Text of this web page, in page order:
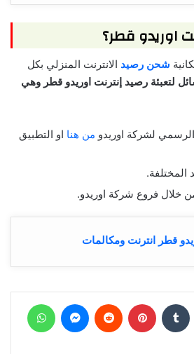
اوريدو قطر؟
شحن رصيد الانترنت المنزلي بكل
لتعبئة رصيد إنترنت اوريدو قطر وهي
لشركة اوريدو من هنا او التطبيق
المختلفة.
خلال فروع شركة اوريدو.
قطر انترنت ومكالمات
لينكدإن بينتيريست ماسنجر